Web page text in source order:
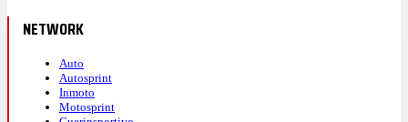
NETWORK
Auto
Autosprint
Inmoto
Motosprint